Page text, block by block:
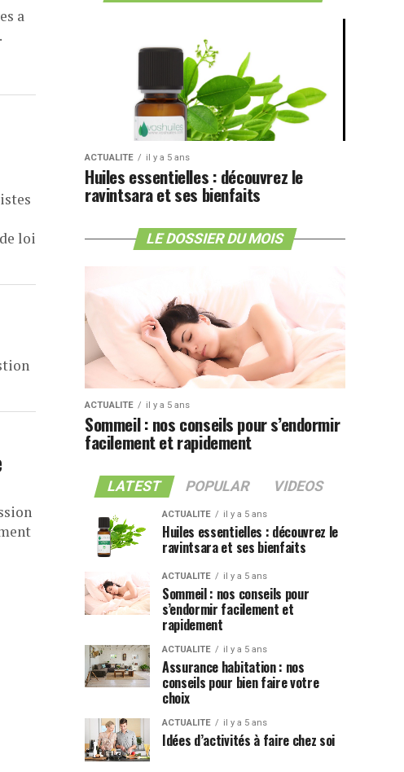
a
loi
ACTUALITE il y a 5 ans
Huiles essentielles : découvrez le
ravintsara et ses bienfaits
LE DOSSIER DU MOIS
ACTUALITE il y a 5 ans
Sommeil : nos conseils pour s’endormir
facilement et rapidement
LATEST POPULAR VIDEOS
ACTUALITE il y a 5 ans
Huiles essentielles : découvrez le
ravintsara et ses bienfaits
ACTUALITE il y a 5 ans
Sommeil : nos conseils pour
s’endormir facilement et
rapidement
ACTUALITE il y a 5 ans
Assurance habitation : nos
conseils pour bien faire votre
choix
ACTUALITE il y a 5 ans
Idées d’activités à faire chez soi